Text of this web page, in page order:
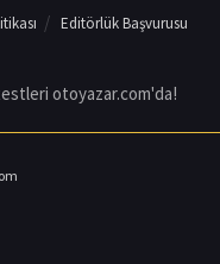
Editörlük Başvurusu
otoyazar.com'da!